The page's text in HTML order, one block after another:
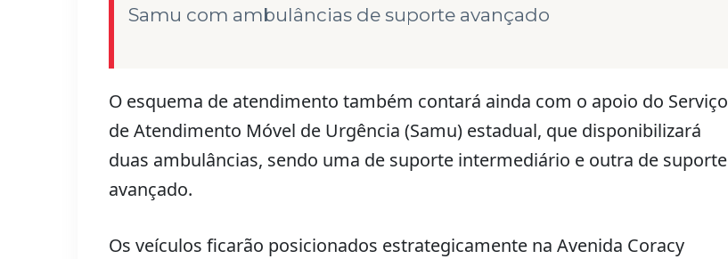
Samu com ambulâncias de suporte avançado
O esquema de atendimento também contará ainda com o apoio do Serviço
de Atendimento Móvel de Urgência (Samu) estadual, que disponibilizará
duas ambulâncias, sendo uma de suporte intermediário e outra de suporte
avançado.
Os veículos ficarão posicionados estrategicamente na Avenida Coracy